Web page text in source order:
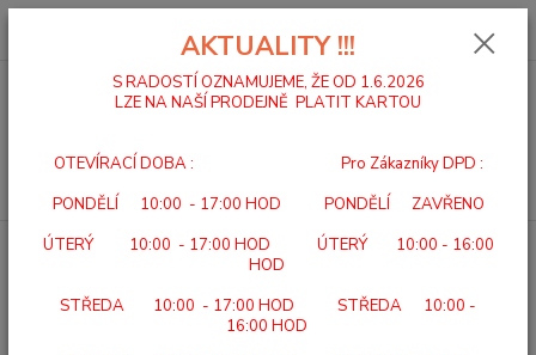
0,00 Kč
Úvod DOMÁCÍ A ÚSTAVNÍ PÉČE SANITAS SBC 24 Tlakoměr
SANITAS SBC 24 Tlakoměr
AKTUALITY !!!
S RADOSTÍ OZNAMUJEME, ŽE OD 1.6.2026
LZE NA NAŠÍ PRODEJNĚ PLATIT KARTOU
OTEVÍRACÍ DOBA : Pro Zákazníky DPD :
PONDĚLÍ 10:00 - 17:00 HOD PONDĚLÍ ZAVŘENO
ÚTERÝ 10:00 - 17:00 HOD ÚTERÝ 10:00 - 16:00
HOD
STŘEDA 10:00 - 17:00 HOD STŘEDA 10:00 -
16:00 HOD